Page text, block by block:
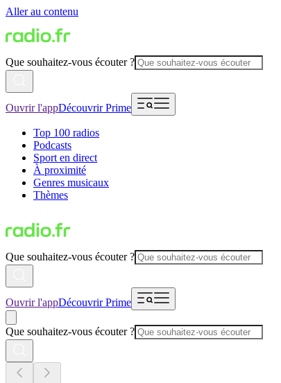
Aller au contenu
Que souhaitez-vous écouter ?
Ouvrir l'appDécouvrir Prime
Top 100 radios
Podcasts
Sport en direct
À proximité
Genres musicaux
Thèmes
Que souhaitez-vous écouter ?
Ouvrir l'appDécouvrir Prime
Que souhaitez-vous écouter ?